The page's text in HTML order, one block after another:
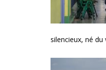
silencieux, né